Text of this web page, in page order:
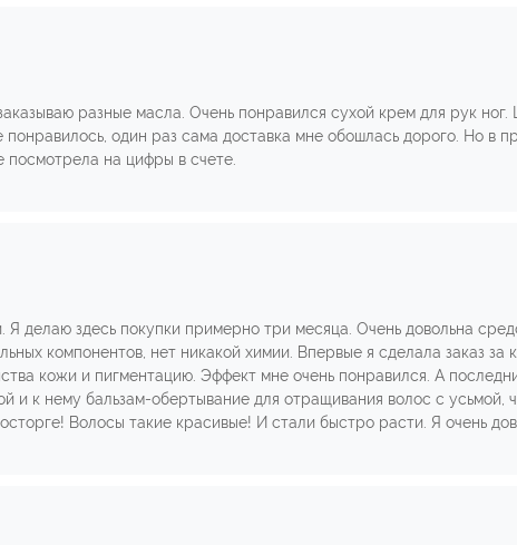
разные масла. Очень понравился сухой крем для рук ног.
один раз сама доставка мне обошлась дорого. Но в
посмотрела на цифры в счете.
делаю здесь покупки примерно три месяца. Очень довольна
компонентов, нет никакой химии. Впервые я сделала заказ за
кожи и пигментацию. Эффект мне очень понравился. А
и к нему бальзам-обертывание для отращивания волос с усьмой,
Волосы такие красивые! И стали быстро расти. Я очень